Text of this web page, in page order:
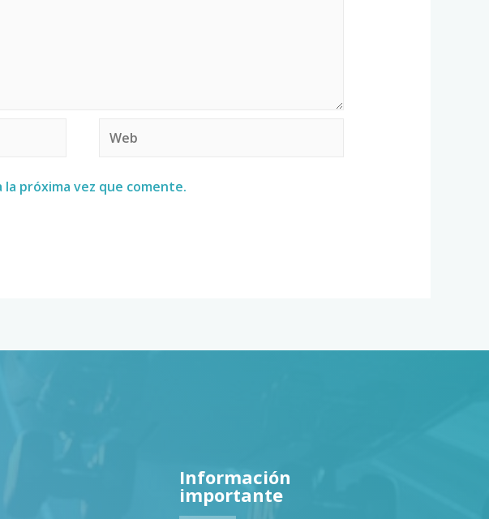
próxima vez que comente.
Información
importante